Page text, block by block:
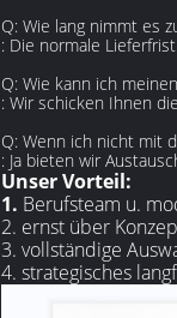
Q: Wie lang nimmt es
: Die normale
Q: Wie kann ich
: Wir schicken Ihnen
Q: Wenn ich nicht mit
: Ja bieten wir
Unser Vorteil:
1. Berufsteam u.
2. ernst über
3. vollständige
4. strategisches